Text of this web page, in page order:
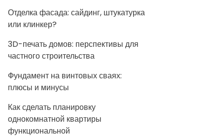
Отделка фасада: сайдинг, штукатурка
или клинкер?
3D-печать домов: перспективы для
частного строительства
Фундамент на винтовых сваях:
плюсы и минусы
Как сделать планировку
однокомнатной квартиры
функциональной